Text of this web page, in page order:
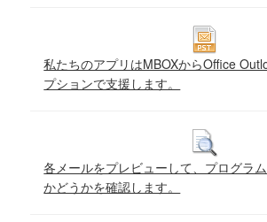
私たちのアプリはMBOXからOffice
プションで支援します。
各メールをプレビューして、プログラ
かどうかを確認します。